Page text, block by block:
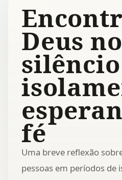
Deus no
fé
Uma breve reflexão
pessoas em períodos de